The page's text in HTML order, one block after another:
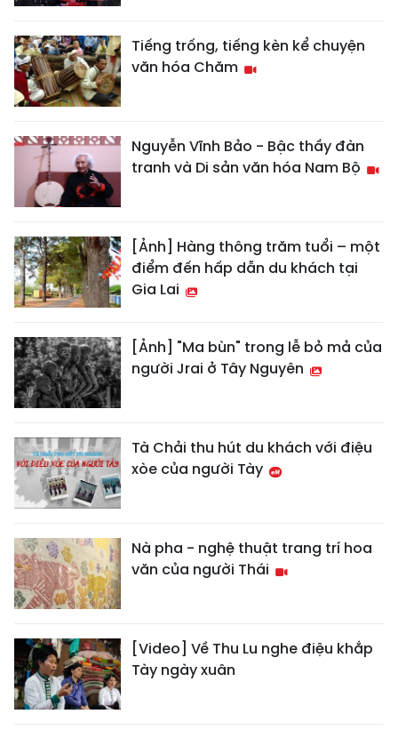
Tiếng trống, tiếng kèn kể chuyện
văn hóa Chăm
Nguyễn Vĩnh Bảo - Bậc thầy đàn
tranh và Di sản văn hóa Nam Bộ
[Ảnh] Hàng thông trăm tuổi – một
điểm đến hấp dẫn du khách tại
Gia Lai
[Ảnh] "Ma bùn" trong lễ bỏ mả của
người Jrai ở Tây Nguyên
Tà Chải thu hút du khách với điệu
xòe của người Tày
Nà pha - nghệ thuật trang trí hoa
văn của người Thái
[Video] Về Thu Lu nghe điệu khắp
Tày ngày xuân